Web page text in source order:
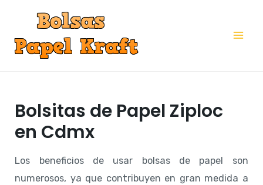
contenido
Bolsitas de Papel Ziploc
en Cdmx
Los beneficios de usar bolsas de papel son
numerosos, ya que contribuyen en gran medida a